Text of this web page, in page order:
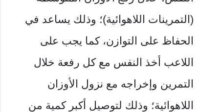
(التمرينات اللاهوائية)؛ وذلك يساعد في
الحفاظ على التوازن، كما يجب على
اللاعب أخذ النفس مع كل رفعة خلال
التمرين وإخراجه مع نزول الأوزان
اللاهوائية؛ وذلك لتوصيل أكبر كمية من